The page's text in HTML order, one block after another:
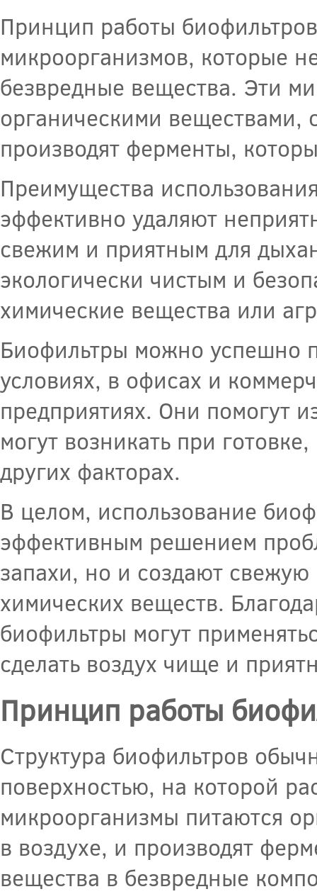
Принцип работы
микроорганизмов, которые
безвредные вещества. Эти
органическими веществами,
производят ферменты,
Преимущества
эффективно удаляют
свежим и приятным для
экологически чистым и
химические вещества или
Биофильтры можно успешно
условиях, в офисах и
предприятиях. Они помогут
могут возникать при
других факторах.
В целом, использование
эффективным решением
запахи, но и создают
химических веществ.
биофильтры могут
сделать воздух чище и
Принцип работы
Структура биофильтров
поверхностью, на которой
микроорганизмы питаются
в воздухе, и производят
вещества в безвредные